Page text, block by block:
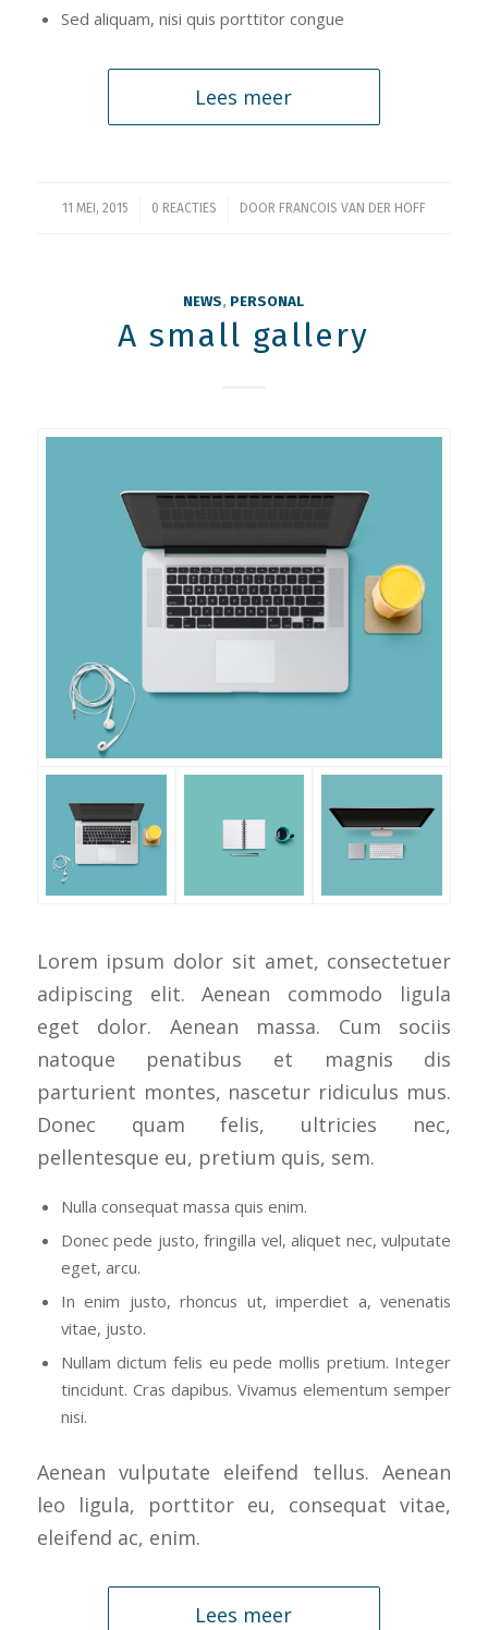
Sed aliquam, nisi quis porttitor congue
Lees meer
11 MEI, 2015
/ 0 REACTIES
/ DOOR FRANCOIS VAN DER HOFF
NEWS, PERSONAL
A small gallery
Lorem ipsum dolor sit amet, consectetuer
adipiscing elit. Aenean commodo ligula
eget dolor. Aenean massa. Cum sociis
natoque penatibus et magnis dis
parturient montes, nascetur ridiculus mus.
Donec quam felis, ultricies nec,
pellentesque eu, pretium quis, sem.
Nulla consequat massa quis enim.
Donec pede justo, fringilla vel, aliquet nec, vulputate
eget, arcu.
In enim justo, rhoncus ut, imperdiet a, venenatis
vitae, justo.
Nullam dictum felis eu pede mollis pretium. Integer
tincidunt. Cras dapibus. Vivamus elementum semper
nisi.
Aenean vulputate eleifend tellus. Aenean
leo ligula, porttitor eu, consequat vitae,
eleifend ac, enim.
Lees meer